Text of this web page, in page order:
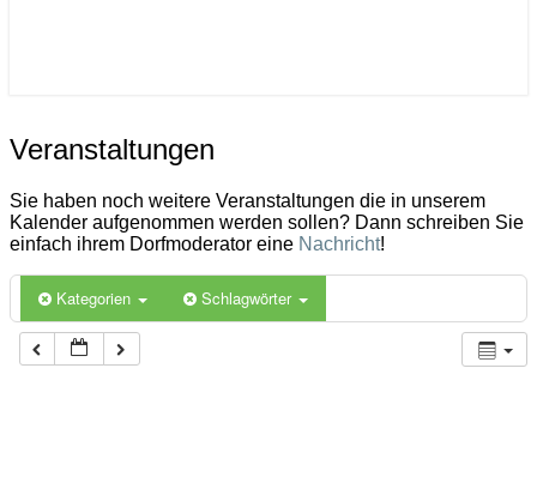
Veranstaltungen
Veranstaltungen
Sie haben noch weitere Veranstaltungen die in unserem
Kalender aufgenommen werden sollen? Dann schreiben Sie
einfach ihrem Dorfmoderator eine Nachricht!
Kategorien Schlagwörter